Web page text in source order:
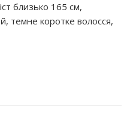
близько 165 см,
темне коротке волосся,